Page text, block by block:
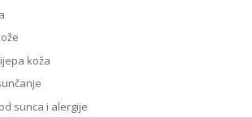
koža
sunca i alergije